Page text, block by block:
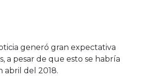
generó gran expectativa
a pesar de que esto se habría
abril del 2018.